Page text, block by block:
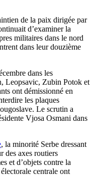
de la paix dirigée par
d’examiner la
militaires dans le nord
dans leur douzième
dans les
Leopsavic, Zubin Potok et
ont démissionné en
les plaques
Le scrutin a
Vjosa Osmani dans
, la minorité Serbe dressant
des axes routiers
et d’objets contre la
centrale ont